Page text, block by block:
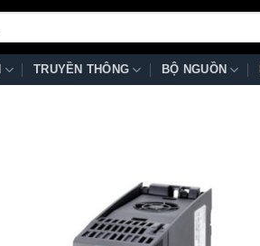
TRUYỀN THÔNG BỘ NGUỒN